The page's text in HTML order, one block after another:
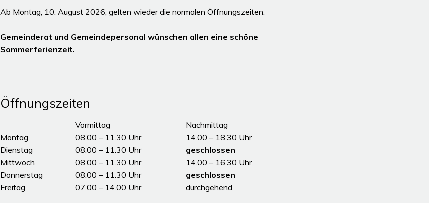
Ab Montag, 10. August 2026, gelten wieder die normalen Öffnungszeiten.
Gemeinderat und Gemeindepersonal wünschen allen eine schöne
Sommerferienzeit.
Öffnungszeiten
Öffnungszeiten Vormittag
Vormittag
Nachmittag
Montag
08.00 – 11.30 Uhr
14.00 – 18.30 Uhr
Dienstag
08.00 – 11.30 Uhr
geschlossen
Mittwoch
08.00 – 11.30 Uhr
14.00 – 16.30 Uhr
Donnerstag
08.00 – 11.30 Uhr
geschlossen
Freitag
07.00 – 14.00 Uhr durchgehend